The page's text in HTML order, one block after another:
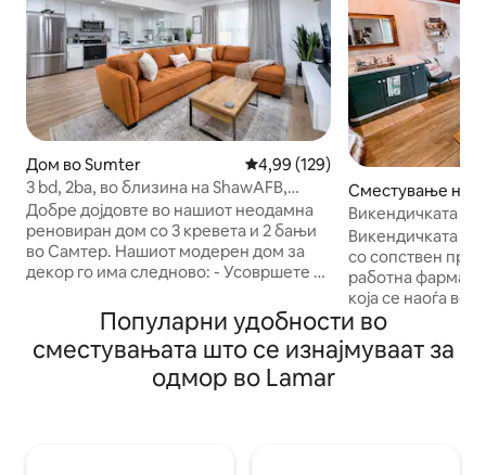
Дом во Sumter Просечна оцена: 4,99 од 5,
4,99 (129)
3 bd, 2ba, во близина на ShawAFB,
Game Rm
Добре дојдовте во нашиот неодамна
реновиран дом со 3 кревета и 2 бањи
во Самтер. Нашиот модерен дом за
декор го има следново: - Усовршете го
(широк 150-179 см)/сопствена бања -
Брачни кревети и други соби -
Комплетно опремена кујна, кафе-
собите - Соба за игри, со маса за
Сместување на
immonsville
Викендичката
зоолошката
Викендичката
со сопствен
работна фарма
која се наоѓа во
Јужна Каролина,
95, на 5 минути
на половина пат
Популарни удобности во
сместувањата што се изнајмуваат за
одмор во Lamar